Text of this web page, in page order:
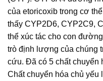
của etoricoxib trong cơ
thấy CYP2D6, CYP2C9,
thể xúc tác cho con
trò định lượng của chúng
cứu. Đã có 5 chất
Chất chuyển hóa chủ yếu